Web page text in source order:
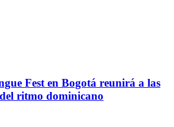
Fest en Bogotá reunirá a las
ritmo dominicano